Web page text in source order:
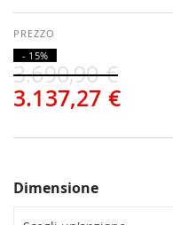
3.137,27 €
3.690,90 €
- 15%
Dimensione